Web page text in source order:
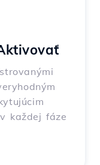
každej fáze